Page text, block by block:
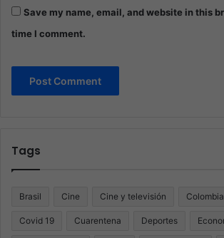
Save my name, email, and website in this
time I comment.
Tags
Brasil Cine Cine y televisión Colombia
Covid 19 Cuarentena Deportes